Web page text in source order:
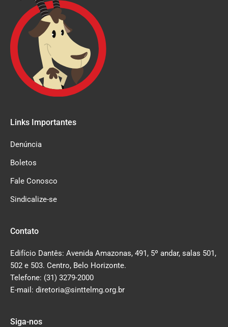
Links Importantes
Denúncia
Boletos
Fale Conosco
Sindicalize-se
Contato
Edifício Dantês: Avenida Amazonas, 491, 5º andar, salas 501,
502 e 503. Centro, Belo Horizonte.
Telefone: (31) 3279-2000
E-mail: diretoria@sinttelmg.org.br
Siga-nos